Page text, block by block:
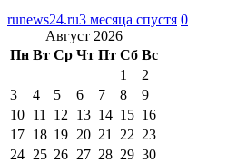
runews24.ru3 месяца спустя 0
Август 2026
Пн Вт Ср Чт Пт Сб Вс
1
2
3
4 5 6 7 8
9
10 11 12 13 14 15 16
17 18 19 20 21 22 23
24 25 26 27 28 29 30